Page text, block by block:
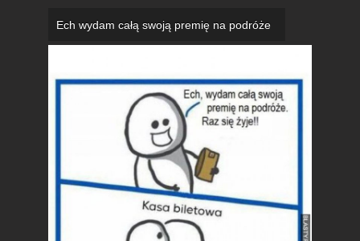
Ech wydam całą swoją premię na podróże